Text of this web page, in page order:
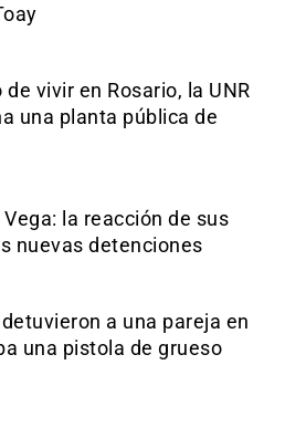
vivir en Rosario, la UNR
una planta pública de
la reacción de sus
nuevas detenciones
a una pareja en
una pistola de grueso